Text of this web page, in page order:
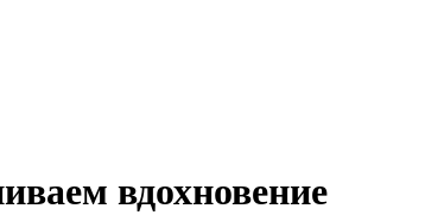
вдохновение